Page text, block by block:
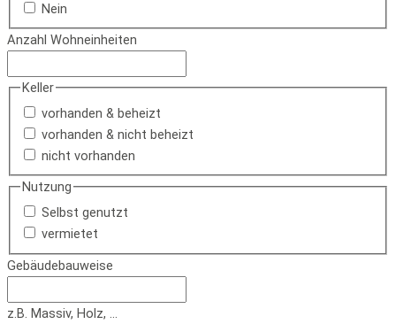
Nein
Anzahl Wohneinheiten
Keller
vorhanden & beheizt
vorhanden & nicht beheizt
nicht vorhanden
Nutzung
Selbst genutzt
vermietet
Gebäudebauweise
z.B. Massiv, Holz, ...